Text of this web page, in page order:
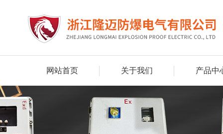
网站首页 关于我们 产品中